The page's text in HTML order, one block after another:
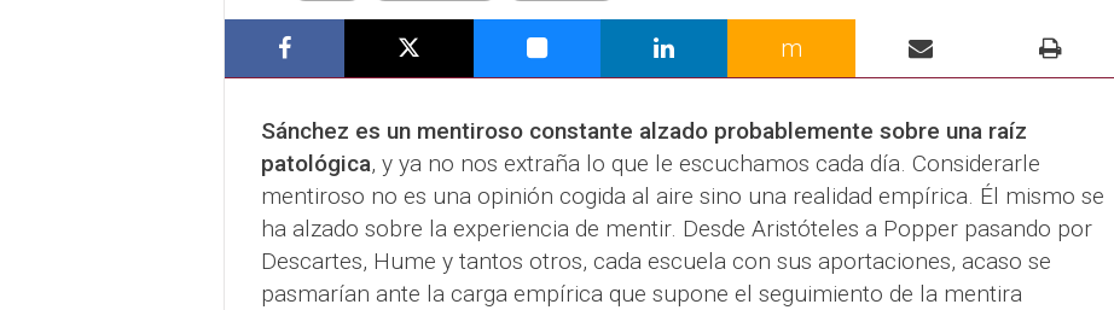
m
Sánchez es un mentiroso constante alzado probablemente sobre una raíz
patológica, y ya no nos extraña lo que le escuchamos cada día. Considerarle
mentiroso no es una opinión cogida al aire sino una realidad empírica. Él mismo se
ha alzado sobre la experiencia de mentir. Desde Aristóteles a Popper pasando por
Descartes, Hume y tantos otros, cada escuela con sus aportaciones, acaso se
pasmarían ante la carga empírica que supone el seguimiento de la mentira